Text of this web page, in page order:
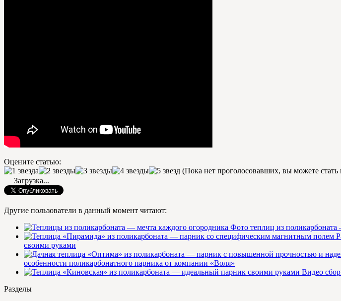
Оцените статью:
(Пока нет проголосовавших, вы можете
Загрузка...
Другие пользователи в данный момент читают:
Фото теплиц из
своими руками
особенности поликарбонатного парника от компании «Воля»
Видео
Разделы